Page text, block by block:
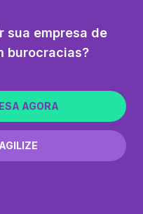
sua empresa de
burocracias?
AGORA